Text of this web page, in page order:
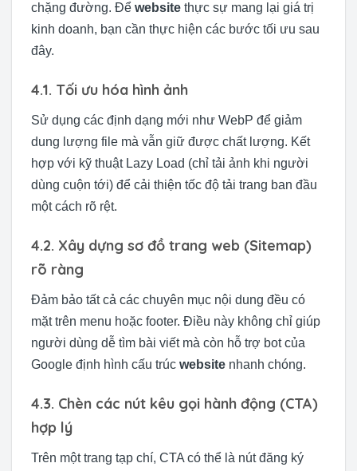
chặng đường. Để website thực sự mang lại giá trị
kinh doanh, bạn cần thực hiện các bước tối ưu sau
đây.
4.1. Tối ưu hóa hình ảnh
Sử dụng các định dạng mới như WebP để giảm
dung lượng file mà vẫn giữ được chất lượng. Kết
hợp với kỹ thuật Lazy Load (chỉ tải ảnh khi người
dùng cuộn tới) để cải thiện tốc độ tải trang ban đầu
một cách rõ rệt.
4.2. Xây dựng sơ đồ trang web (Sitemap)
rõ ràng
Đảm bảo tất cả các chuyên mục nội dung đều có
mặt trên menu hoặc footer. Điều này không chỉ giúp
người dùng dễ tìm bài viết mà còn hỗ trợ bot của
Google định hình cấu trúc website nhanh chóng.
4.3. Chèn các nút kêu gọi hành động (CTA)
hợp lý
Trên một trang tạp chí, CTA có thể là nút đăng ký